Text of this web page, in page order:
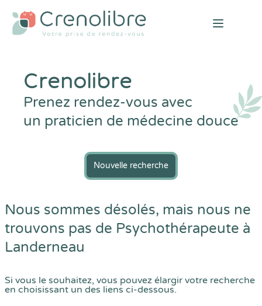
Open
Crenolibre
Prenez rendez-vous avec
un praticien de médecine douce
Nouvelle recherche
Nous sommes désolés, mais nous ne
trouvons pas de Psychothérapeute à
Landerneau
Si vous le souhaitez, vous pouvez élargir votre recherche
en choisissant un des liens ci-dessous.